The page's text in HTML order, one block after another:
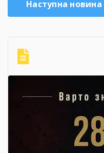
Наступна новина